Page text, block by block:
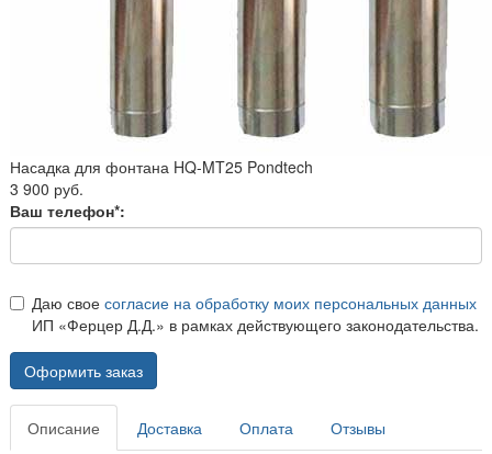
Насадка для фонтана HQ-MT25 Pondtech
3 900 руб.
Ваш телефон*:
Даю свое согласие на обработку моих персональных данных
ИП «Ферцер Д.Д.» в рамках действующего законодательства.
Оформить заказ
Описание Доставка Оплата Отзывы